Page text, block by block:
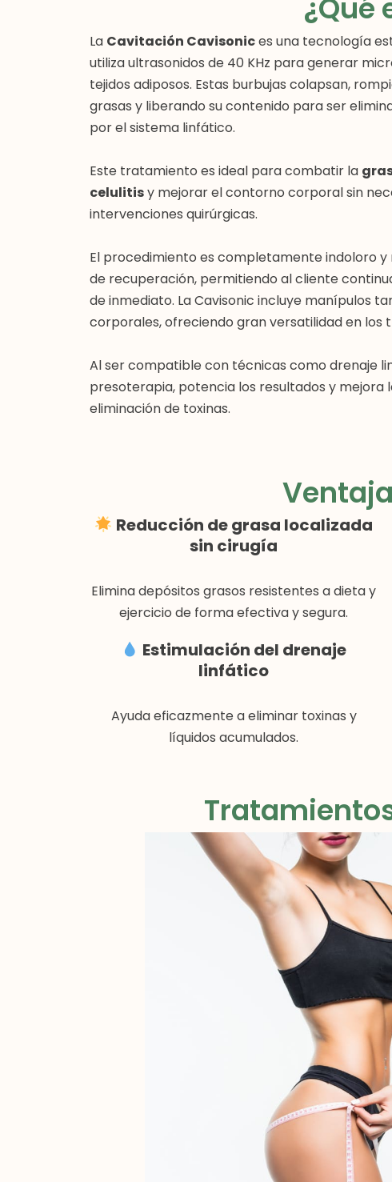
¿Qué
La Cavitación Cavisonices una tecnología
utiliza ultrasonidos de 40 KHz para generar
tejidos adiposos. Estas burbujas colapsan,
grasas y liberando su contenido para ser
por el sistema linfático.
Este tratamiento es ideal para combatir la
celulitisy mejorar el contorno corporal sin
intervenciones quirúrgicas.
El procedimiento es completamente indoloro y
de recuperación, permitiendo al cliente
de inmediato. La Cavisonic incluye manípulos
corporales, ofreciendo gran versatilidad en los
Al ser compatible con técnicas como drenaje
presoterapia, potencia los resultados y mejora
eliminación de toxinas.
Reducción de grasa localizada
sin cirugía
Elimina depósitos grasos resistentes a dieta y
ejercicio de forma efectiva y segura.
Estimulación del drenaje
linfático
Ayuda eficazmente a eliminar toxinas y
líquidos acumulados.